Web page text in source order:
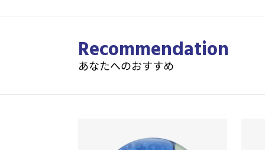
Recommendation
あなたへのおすすめ